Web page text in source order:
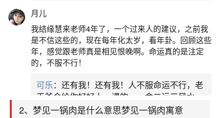
足和安慰：在梦中，食物通常代表着精神上的需求
得到满足。一锅肉作为一道令人垂涎的传统美食，
可能意味着您将在生活中迎来某些美好的时刻，如
家庭聚会或节日庆典，这些时刻将带给您精神上的
愉悦和满足。财富和富足的象征：在中国文化中，
猪肉等肉类往往被视为财富的象征。因此，梦见一
2、梦见一锅肉是什么意思梦见一锅肉寓意
月儿
我结缘慧来老师4年了，一个过来人的建议，之前我
是不信这些的，现在每年化太岁，看年卦。回顾这些
年，感觉跟老师真是相见恨晚啊。命运真的是注定
的，不服不行！
可乐：还有我！还有我！人不服命运不行，老
天爷会给你好好上一课的。一命二运三风水，
哪样不服都不行！